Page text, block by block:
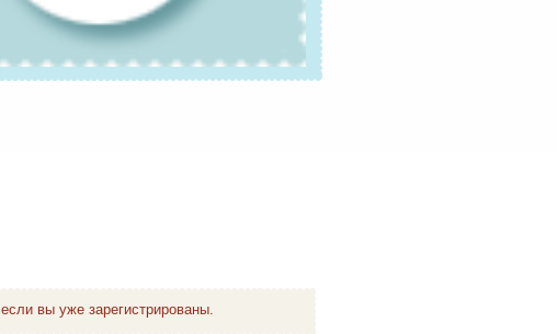
если вы уже зарегистрированы.